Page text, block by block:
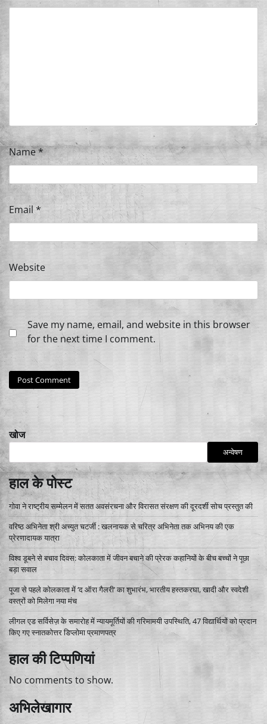
Name*
Email *
Website
Save my name, email, and website in this browser
for the next time I comment.
खोज
अन्वेषण
हाल के पोस्ट
गोवा ने राष्ट्रीय सम्मेलन में सतत अवसंरचना और विरासत संरक्षण की दूरदर्शी सोच प्रस्तुत की
वरिष्ठ अभिनेता श्री अच्युत चटर्जी : खलनायक से चरित्र अभिनेता तक अभिनय की एक
प्रेरणादायक यात्रा
विश्व डूबने से बचाव दिवस: कोलकाता में जीवन बचाने की प्रेरक कहानियों के बीच बच्चों ने पूछा
बड़ा सवाल
पूजा से पहले कोलकाता में ‘द ऑरा गैलरी’ का शुभारंभ, भारतीय हस्तकरघा, खादी और स्वदेशी
वस्त्रों को मिलेगा नया मंच
लीगल एड सर्विसेज़ के समारोह में न्यायमूर्तियों की गरिमामयी उपस्थिति, 47 विद्यार्थियों को प्रदान
किए गए स्नातकोत्तर डिप्लोमा प्रमाणपत्र
हाल की टिप्पणियां
No comments to show.
अभिलेखागार